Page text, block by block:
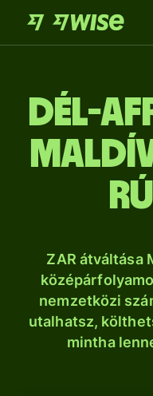
dél-
ZAR átváltása
nemzetközi
utalhatsz,
mintha